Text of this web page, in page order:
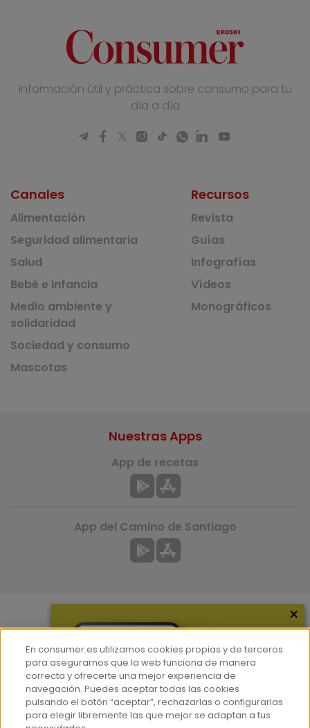
Información útil y práctica sobre consumo para tu
día a día
Canales
Alimentación
Seguridad alimentaria
Salud
Bebé e infancia
Medio ambiente y
solidaridad
Sociedad y consumo
Mascotas
Recursos
Revista
Guías
Infografías
Vídeos
Monográficos
Más información
¿Quiénes somos?
Hemeroteca
Contacto
Prensa
Nuestras Apps
App de recetas
App del Camino de Santiago
×
En consumer.es utilizamos cookies propias y de terceros
para asegurarnos que la web funciona de manera
correcta y ofrecerte una mejor experiencia de
navegación. Puedes aceptar todas las cookies
pulsando el botón “aceptar”, rechazarlas o configurarlas
para elegir libremente las que mejor se adaptan a tus